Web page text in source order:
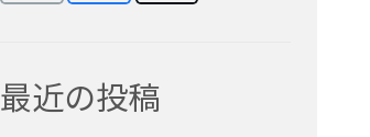
最近の投稿